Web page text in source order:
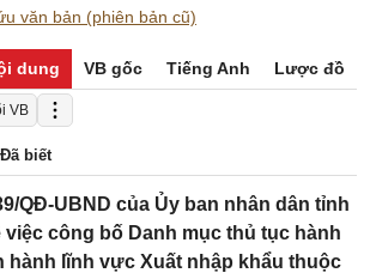
văn bản (phiên bản cũ)
dung VB gốc Tiếng Anh Lược đồ
VB
Đã biết
QĐ-UBND của Ủy ban nhân dân tỉnh
việc công bố Danh mục thủ tục hành
hành lĩnh vực Xuất nhập khẩu thuộc